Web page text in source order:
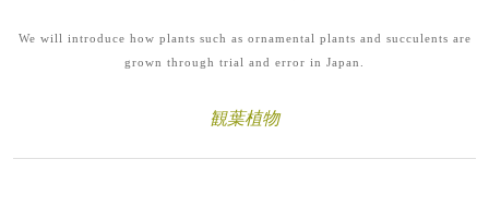
We will introduce how plants such as ornamental plants and succulents are
grown through trial and error in Japan.
観葉植物